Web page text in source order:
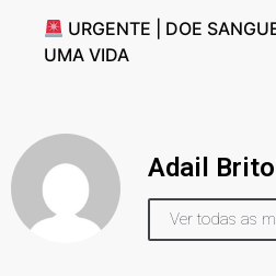
URGENTE | DOE
UMA VIDA
Adail Brito
Ver todas as